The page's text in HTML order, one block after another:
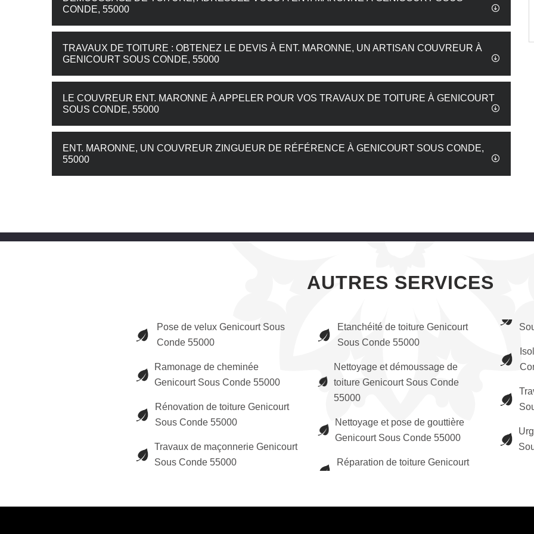
CONDE, 55000
TRAVAUX DE TOITURE : OBTENEZ LE DEVIS À ENT. MARONNE, UN ARTISAN COUVREUR À
GENICOURT SOUS CONDE, 55000
LE COUVREUR ENT. MARONNE À APPELER POUR VOS TRAVAUX DE TOITURE À GENICOURT
SOUS CONDE, 55000
ENT. MARONNE, UN COUVREUR ZINGUEUR DE RÉFÉRENCE À GENICOURT SOUS CONDE,
55000
AUTRES SERVICES
Pose de velux Genicourt Sous
Conde 55000
Ramonage de cheminée
Genicourt Sous Conde 55000
Rénovation de toiture Genicourt
Sous Conde 55000
Travaux de maçonnerie Genicourt
Sous Conde 55000
Etanchéité de toiture Genicourt
Sous Conde 55000
Nettoyage et démoussage de
toiture Genicourt Sous Conde
55000
Nettoyage et pose de gouttière
Genicourt Sous Conde 55000
Réparation de toiture Genicourt